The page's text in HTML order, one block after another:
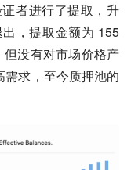
者进行了提取，升
，提取金额为 155
没有对市场价格产
求，至今质押池的